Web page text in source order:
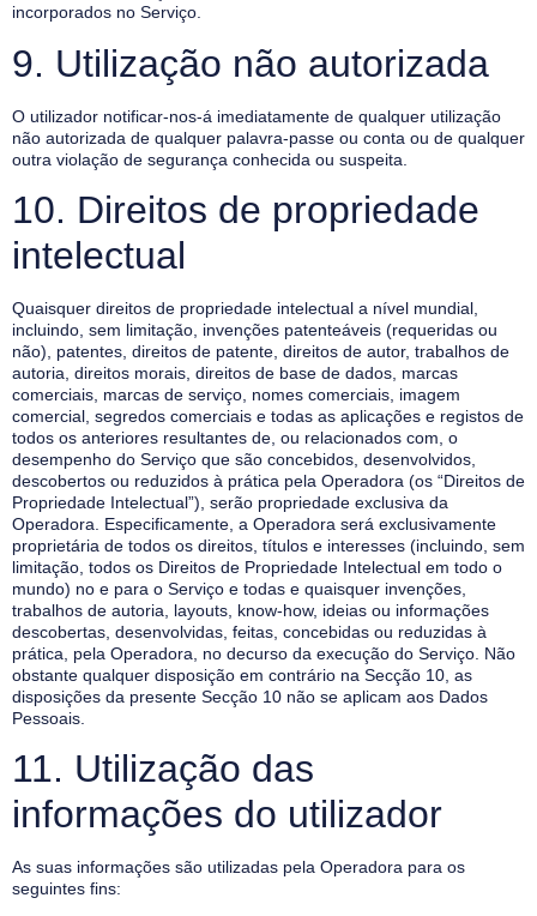
incorporados no Serviço.
9. Utilização não autorizada
O utilizador notificar-nos-á imediatamente de qualquer utilização
não autorizada de qualquer palavra-passe ou conta ou de qualquer
outra violação de segurança conhecida ou suspeita.
10. Direitos de propriedade
intelectual
Quaisquer direitos de propriedade intelectual a nível mundial,
incluindo, sem limitação, invenções patenteáveis (requeridas ou
não), patentes, direitos de patente, direitos de autor, trabalhos de
autoria, direitos morais, direitos de base de dados, marcas
comerciais, marcas de serviço, nomes comerciais, imagem
comercial, segredos comerciais e todas as aplicações e registos de
todos os anteriores resultantes de, ou relacionados com, o
desempenho do Serviço que são concebidos, desenvolvidos,
descobertos ou reduzidos à prática pela Operadora (os “Direitos de
Propriedade Intelectual”), serão propriedade exclusiva da
Operadora. Especificamente, a Operadora será exclusivamente
proprietária de todos os direitos, títulos e interesses (incluindo, sem
limitação, todos os Direitos de Propriedade Intelectual em todo o
mundo) no e para o Serviço e todas e quaisquer invenções,
trabalhos de autoria, layouts, know-how, ideias ou informações
descobertas, desenvolvidas, feitas, concebidas ou reduzidas à
prática, pela Operadora, no decurso da execução do Serviço. Não
obstante qualquer disposição em contrário na Secção 10, as
disposições da presente Secção 10 não se aplicam aos Dados
Pessoais.
11. Utilização das
informações do utilizador
As suas informações são utilizadas pela Operadora para os
seguintes fins: